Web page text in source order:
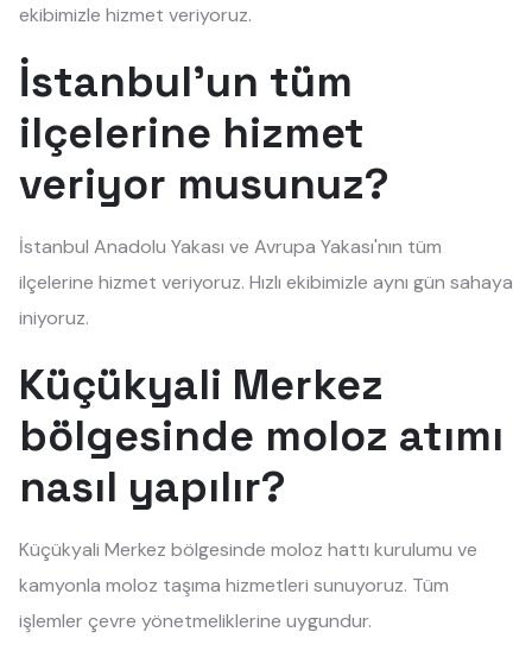
ekibimizle hizmet veriyoruz.
İstanbul'un tüm
ilçelerine hizmet
veriyor musunuz?
İstanbul Anadolu Yakası ve Avrupa Yakası'nın tüm
ilçelerine hizmet veriyoruz. Hızlı ekibimizle aynı gün sahaya
iniyoruz.
Küçükyali Merkez
bölgesinde moloz atımı
nasıl yapılır?
Küçükyali Merkez bölgesinde moloz hattı kurulumu ve
kamyonla moloz taşıma hizmetleri sunuyoruz. Tüm
işlemler çevre yönetmeliklerine uygundur.